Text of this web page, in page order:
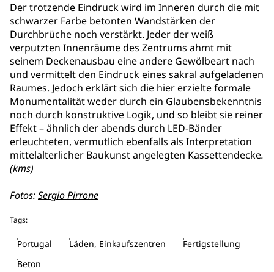
Der trotzende Eindruck wird im Inneren durch die mit
schwarzer Farbe betonten Wandstärken der
Durchbrüche noch verstärkt. Jeder der weiß
verputzten Innenräume des Zentrums ahmt mit
seinem Deckenausbau eine andere Gewölbeart nach
und vermittelt den Eindruck eines sakral aufgeladenen
Raumes. Jedoch erklärt sich die hier erzielte formale
Monumentalität weder durch ein Glaubensbekenntnis
noch durch konstruktive Logik, und so bleibt sie reiner
Effekt – ähnlich der abends durch LED-Bänder
erleuchteten, vermutlich ebenfalls als Interpretation
mittelalterlicher Baukunst angelegten Kassettendecke.
(kms)
Fotos:Sergio Pirrone
Tags:
Portugal Läden, Einkaufszentren
Fertigstellung
Beton